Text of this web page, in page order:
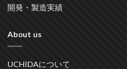
開発・製造実績
About us
UCHIDAについて